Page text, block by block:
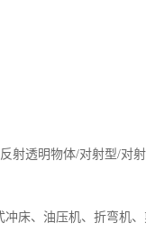
射透明物体/对射型/对射
冲床、油压机、折弯机